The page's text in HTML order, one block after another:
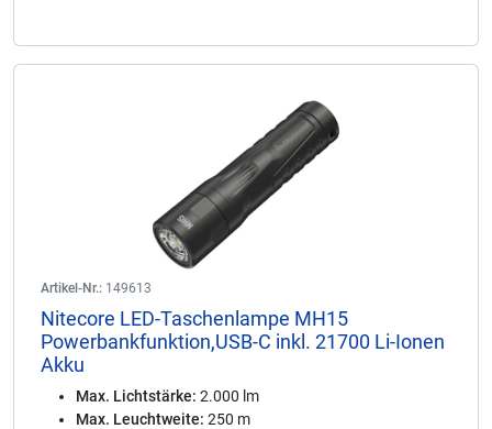
Artikel-Nr.: 149613
Nitecore LED-Taschenlampe MH15
Powerbankfunktion,USB-C inkl. 21700 Li-Ionen
Akku
Max. Lichtstärke: 2.000 lm
Max. Leuchtweite: 250 m